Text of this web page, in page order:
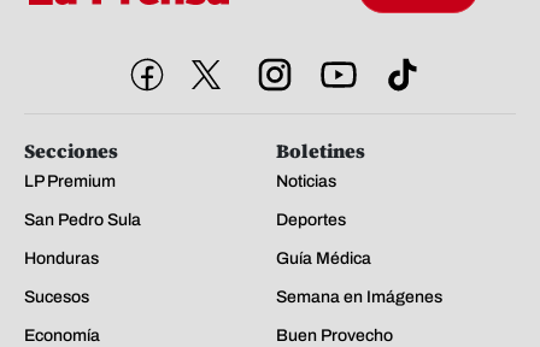
Secciones
LP Premium
San Pedro Sula
Honduras
Sucesos
Economía
Boletines
Noticias
Deportes
Guía Médica
Semana en Imágenes
Buen Provecho